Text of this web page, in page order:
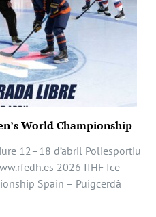
World Championship
12–18 d’abril Poliesportiu
2026 IIHF Ice
Spain – Puigcerdà